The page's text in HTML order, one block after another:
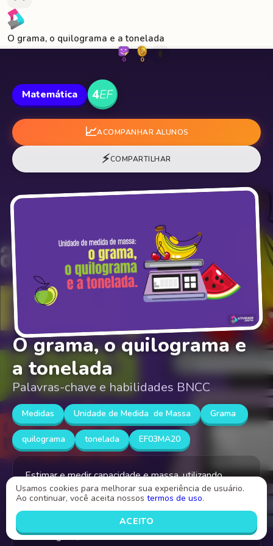
O grama, o quilograma e a tonelada
0 0
Matemática
📈ACOMPANHAR ALUNOS
⚡COMPARTILHAR
O grama, o quilograma e
a tonelada
Palavras-chave e habilidades BNCC
Medidas Unidade de Medida de Massa Grama
quilograma tonelada EF03MA20
Estimar e medir capacidade e massa, utilizando
unidades de medida não padronizadas e
padronizadas mais usuais (quilograma, grama),
reconhecendo-as em leitura de rótulos e
embalagens, entre outros.
Usamos cookies para melhorar sua experiência de usuário.
Ao continuar, você aceita nossos termos de uso.
ACEITO